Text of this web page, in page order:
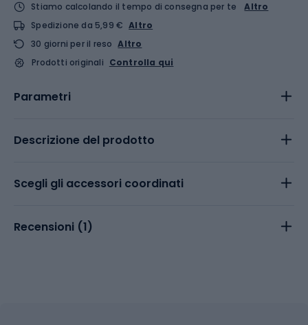
Stiamo calcolando il tempo di consegna per te
Altro
Spedizione da 5,99 € Altro
30 giorni per il reso Altro
Prodotti originali Controlla qui
Parametri
Descrizione del prodotto
Scegli gli accessori coordinati
Recensioni (1)